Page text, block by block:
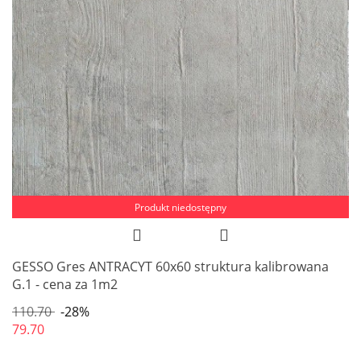
Produkt niedostępny
GESSO Gres ANTRACYT 60x60 struktura kalibrowana
G.1 - cena za 1m2
110.70 -28%
79.70